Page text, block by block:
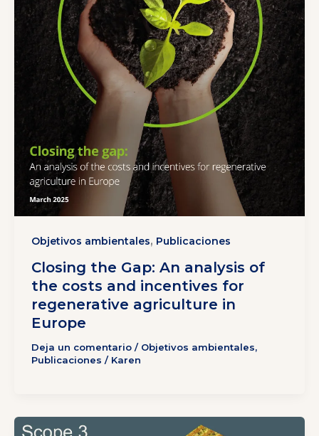
Objetivos ambientales, Publicaciones
Closing the Gap: An analysis of
the costs and incentives for
regenerative agriculture in
Europe
Deja un comentario / Objetivos ambientales,
Publicaciones / Karen